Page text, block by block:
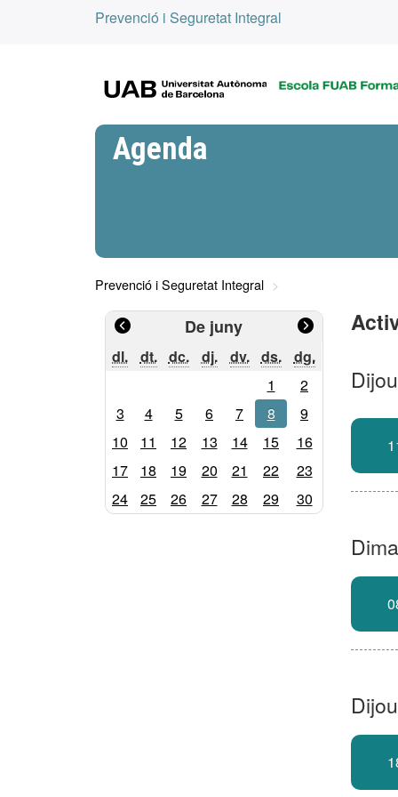
Prevenció i Seguretat Integral
Agenda
Prevenció i Seguretat Integral
De juny
dl.dilluns
dt.dimarts
dc.dimecres
dj.dijous
dv.divendres
ds.dissabte
dg.diumenge
1
2
3
4 5 6 7 8
9
10
11 12 13 14 15
16
17
18 19 20 21 22
23
24
25 26 27 28 29 30